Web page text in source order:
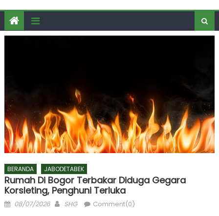
BERANDA JABODETABEK
Rumah Di Bogor Terbakar Diduga Gegara
Korsleting, Penghuni Terluka
Posted
08/07/2026 Author
SHG Comment(0)